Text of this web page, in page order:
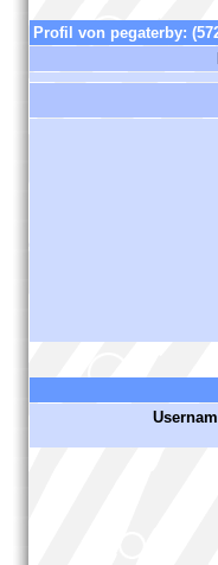
Profil von pegaterby: